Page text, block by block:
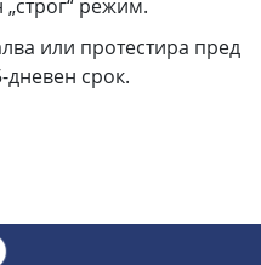
режим.
или протестира пред
дневен срок.